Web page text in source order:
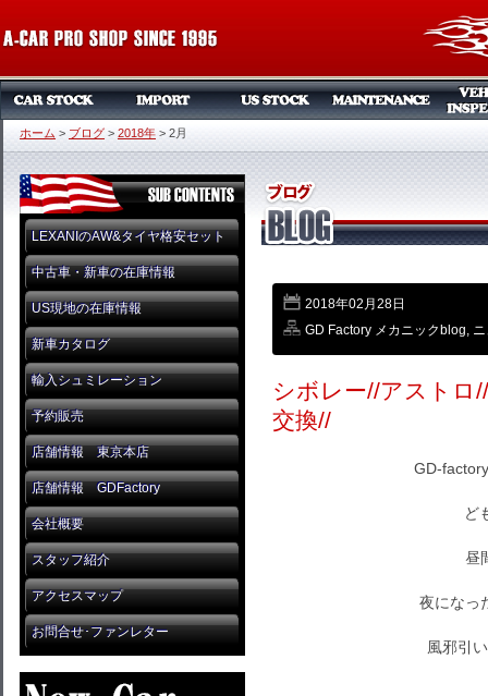
ホーム > ブログ > 2018年 > 2月
LEXANIのAW&タイヤ格安セット
中古車・新車の在庫情報
US現地の在庫情報
新車カタログ
輸入シュミレーション
予約販売
店舗情報 東京本店
店舗情報 GDFactory
会社概要
スタッフ紹介
アクセスマップ
お問合せ･ファンレター
2018年02月28日
GD Factory メカニックblog,
シボレー//アストロ
交換//
GD-
ど
昼
夜になっ
風邪引